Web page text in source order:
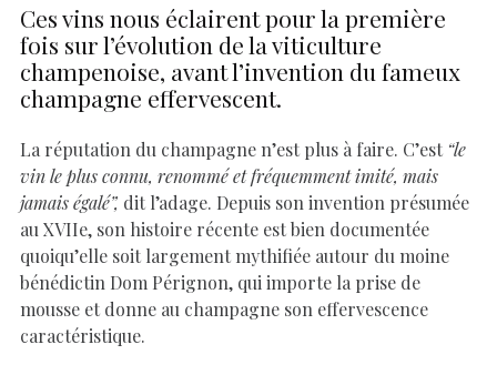
Ces vins nous éclairent pour la première
fois sur l’évolution de la viticulture
champenoise, avant l’invention du fameux
champagne effervescent.
La réputation du champagne n’est plus à faire. C’est “le
vin le plus connu, renommé et fréquemment imité, mais
jamais égalé”, dit l’adage. Depuis son invention présumée
au XVIIe, son histoire récente est bien documentée
quoiqu’elle soit largement mythifiée autour du moine
bénédictin Dom Pérignon, qui importe la prise de
mousse et donne au champagne son effervescence
caractéristique.